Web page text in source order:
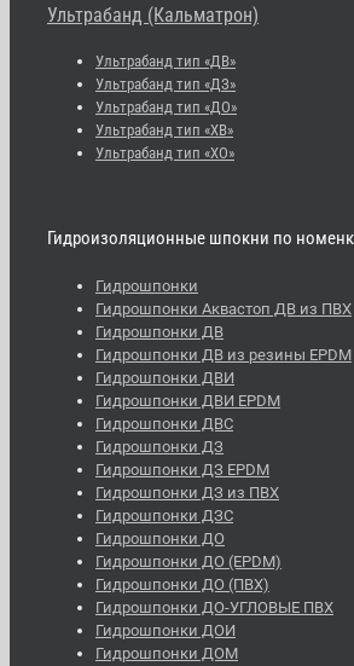
Ультрабанд (Кальматрон)
Ультрабанд тип «ДВ»
Ультрабанд тип «ДЗ»
Ультрабанд тип «ДО»
Ультрабанд тип «ХВ»
Ультрабанд тип «ХО»
Гидроизоляционные шпокни по
Гидрошпонки
Гидрошпонки Аквастоп ДВ из ПВХ
Гидрошпонки ДВ
Гидрошпонки ДВ из резины EPDM
Гидрошпонки ДВИ
Гидрошпонки ДВИ EPDM
Гидрошпонки ДВС
Гидрошпонки ДЗ
Гидрошпонки ДЗ EPDM
Гидрошпонки ДЗ из ПВХ
Гидрошпонки ДЗС
Гидрошпонки ДО
Гидрошпонки ДО (EPDM)
Гидрошпонки ДО (ПВХ)
Гидрошпонки ДО-УГЛОВЫЕ ПВХ
Гидрошпонки ДОИ
Гидрошпонки ДОМ